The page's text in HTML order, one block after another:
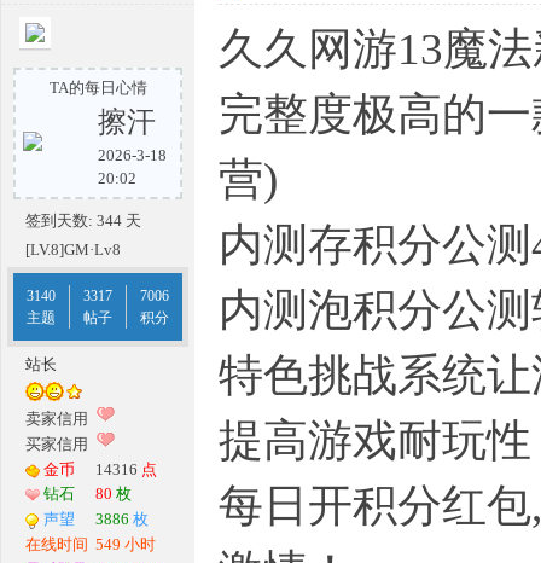
奇
TA的每日心情
擦汗
2026-3-18
20:02
签到天数: 344 天
[LV.8]GM·Lv8
3140
主题
3317
帖子
7006
积分
站长
卖家信用
买家信用
金币
14316 点
钻石
80 枚
声望
3886 枚
在线时间 549 小时
久久网游13魔
完整度极高的
营)
内测存积分公
内测泡积分公
特色挑战系统
提高游戏耐玩
每日开积分红